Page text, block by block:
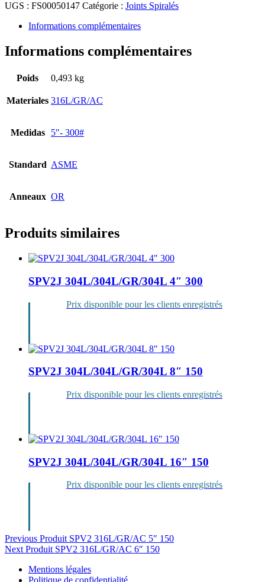
UGS : FS00050147 Catégorie : Joints Spiralés
Informations complémentaires
Informations complémentaires
Poids 0,493 kg
Materiales 316L/GR/AC
Medidas 5″- 300#
Standard ASME
Anneaux OR
Produits similaires
SPV2J 304L/304L/GR/304L 4″ 300
Prix disponible pour les clients enregistrés
SPV2J 304L/304L/GR/304L 8″ 150
Prix disponible pour les clients enregistrés
SPV2J 304L/304L/GR/304L 16″ 150
Prix disponible pour les clients enregistrés
Navigation
de
l’article
Previous Produit SPV2 316L/GR/AC 5″ 150
Next Produit SPV2 316L/GR/AC 6″ 150
Mentions légales